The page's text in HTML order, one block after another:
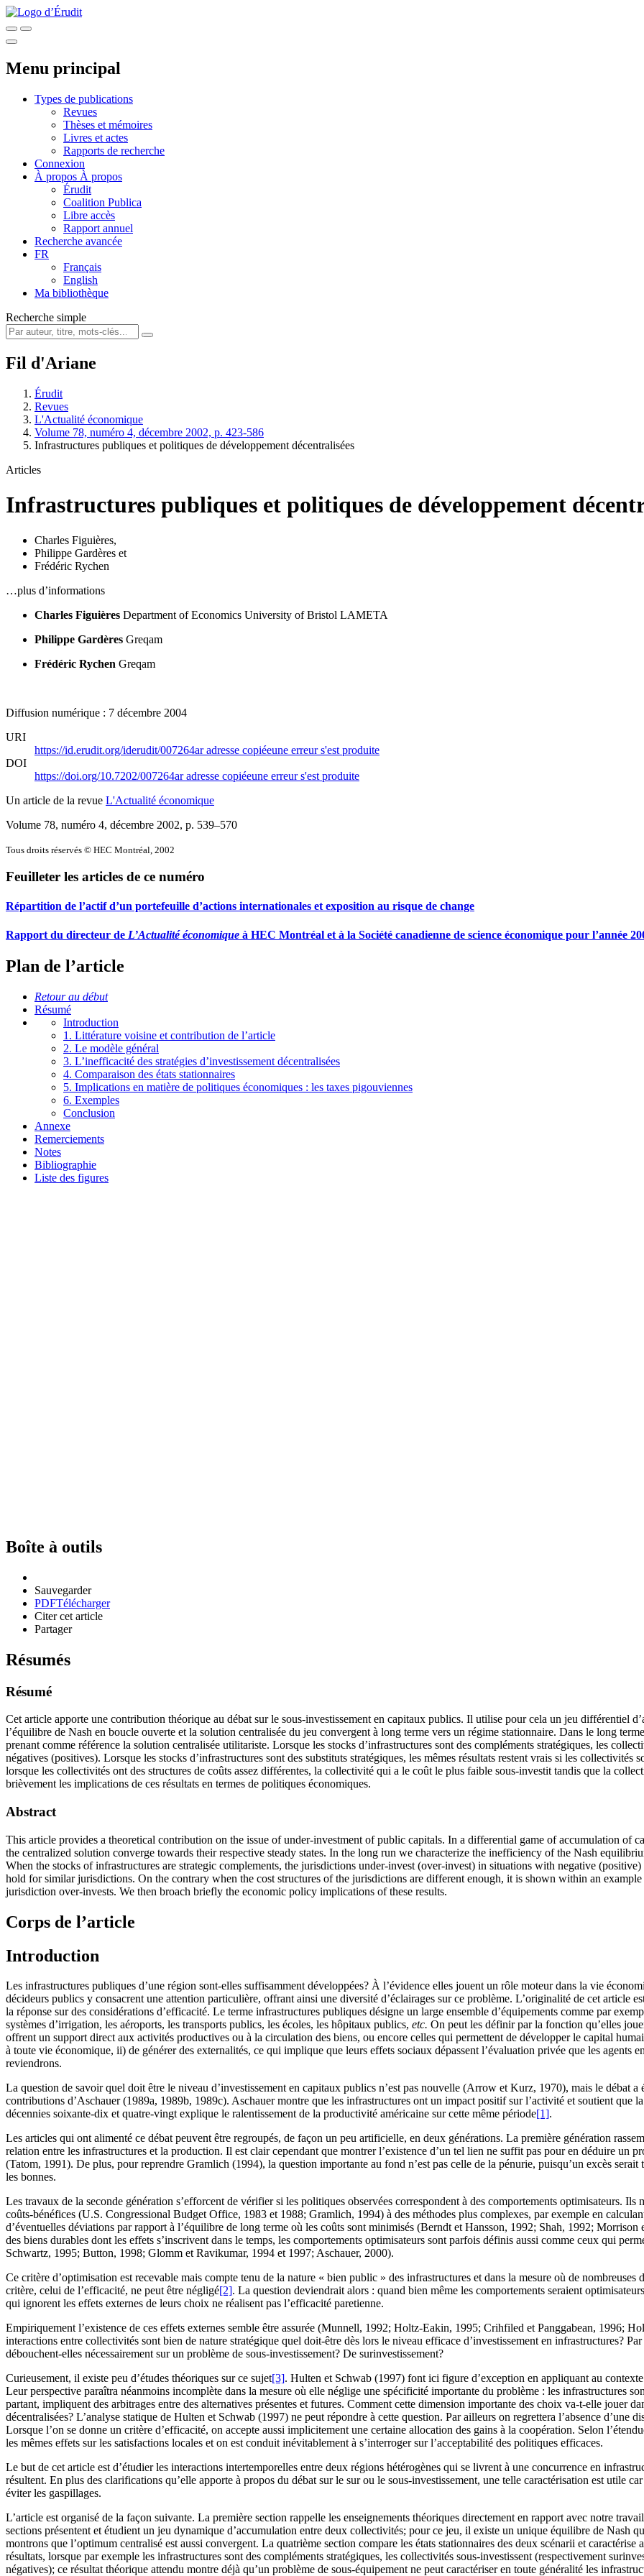
Menu principal
Types de publications
Revues
Thèses et mémoires
Livres et actes
Rapports de recherche
Connexion
À propos À propos
Érudit
Coalition Publica
Libre accès
Rapport annuel
Recherche avancée
FR
Français
English
Ma bibliothèque
Recherche simple
Fil d'Ariane
Érudit
Revues
L'Actualité économique
Volume 78, numéro 4, décembre 2002, p. 423-586
Infrastructures publiques et politiques de développement décentralisées
Articles
Infrastructures publiques et politiques de développement
Charles Figuières,
Philippe Gardères et
Frédéric Rychen
…plus d’informations
Charles Figuières Department of Economics University of Bristol LAMETA
Philippe Gardères Greqam
Frédéric Rychen Greqam
Diffusion numérique : 7 décembre 2004
URI
https://id.erudit.org/iderudit/007264aradresse copiéeune erreur s'est produite
DOI
https://doi.org/10.7202/007264aradresse copiéeune erreur s'est produite
Un article de la revue L'Actualité économique
Volume 78, numéro 4, décembre 2002, p. 539–570
Tous droits réservés © HEC Montréal, 2002
Feuilleter les articles de ce numéro
Répartition de l’actif d’un portefeuille d’actions internationales et exposition au risque de change
Rapport du directeur de L’Actualité économique à HEC Montréal et à la Société canadienne de science économique pour l’année
Plan de l’article
Retour au début
Résumé
Introduction
1. Littérature voisine et contribution de l’article
2. Le modèle général
3. L’inefficacité des stratégies d’investissement décentralisées
4. Comparaison des états stationnaires
5. Implications en matière de politiques économiques : les taxes pigouviennes
6. Exemples
Conclusion
Annexe
Remerciements
Notes
Bibliographie
Liste des figures
Boîte à outils
Sauvegarder
PDFTélécharger
Citer cet article
Partager
Résumés
Résumé
Cet article apporte une contribution théorique au débat sur le sous-investissement en capitaux publics. Il utilise pour cela un jeu différentiel
l’équilibre de Nash en boucle ouverte et la solution centralisée du jeu convergent à long terme vers un régime stationnaire. Dans le long
prenant comme référence la solution centralisée utilitariste. Lorsque les stocks d’infrastructures sont des compléments stratégiques, les
négatives (positives). Lorsque les stocks d’infrastructures sont des substituts stratégiques, les mêmes résultats restent vrais si les
lorsque les collectivités ont des structures de coûts assez différentes, la collectivité qui a le coût le plus faible sous-investit tandis que la
brièvement les implications de ces résultats en termes de politiques économiques.
Abstract
This article provides a theoretical contribution on the issue of under-investment of public capitals. In a differential game of accumulation of
the centralized solution converge towards their respective steady states. In the long run we characterize the inefficiency of the Nash
When the stocks of infrastructures are strategic complements, the jurisdictions under-invest (over-invest) in situations with negative
hold for similar jurisdictions. On the contrary when the cost structures of the jurisdictions are different enough, it is shown within an
jurisdiction over-invests. We then broach briefly the economic policy implications of these results.
Corps de l’article
Introduction
Les infrastructures publiques d’une région sont-elles suffisamment développées? À l’évidence elles jouent un rôle moteur dans la vie
décideurs publics y consacrent une attention particulière, offrant ainsi une diversité d’éclairages sur ce problème. L’originalité de cet article
la réponse sur des considérations d’efficacité. Le terme infra­structures publiques désigne un large ensemble d’équipements comme par
systèmes d’irrigation, les aéroports, les transports publics, les écoles, les hôpitaux publics, etc. On peut les définir par la fonction qu’elles
offrent un support direct aux activités productives ou à la circulation des biens, ou encore celles qui permettent de développer le capital
à toute vie économique, ii) de générer des externalités, ce qui implique que leurs effets sociaux dépassent l’évaluation privée que les agents
reviendrons.
La question de savoir quel doit être le niveau d’investissement en capitaux publics n’est pas nouvelle (Arrow et Kurz, 1970), mais le débat
contributions d’Aschauer (1989a, 1989b, 1989c). Aschauer montre que les infrastructures ont un impact positif sur l’activité et soutient que
décennies soixante-dix et quatre-vingt explique le ralentissement de la productivité américaine sur cette même période[1].
Les articles qui ont alimenté ce débat peuvent être regroupés, de façon un peu artificielle, en deux générations. La première génération
relation entre les infrastructures et la production. Il est clair cependant que montrer l’existence d’un tel lien ne suffit pas pour en déduire un
(Tatom, 1991). De plus, pour reprendre Gramlich (1994), la question importante au fond n’est pas celle de la pénurie, puisqu’un excès
les bonnes.
Les travaux de la seconde génération s’efforcent de vérifier si les politiques observées correspondent à des comportements optimisateurs.
coûts-bénéfices (U.S. Congressional Budget Office, 1983 et 1988; Gramlich, 1994) à des méthodes plus complexes, par exemple en
d’éventuelles déviations par rapport à l’équilibre de long terme où les coûts sont minimisés (Berndt et Hansson, 1992; Shah, 1992;
des biens durables dont les effets s’inscrivent dans le temps, les comportements optimisateurs sont parfois définis aussi comme ceux qui
Schwartz, 1995; Button, 1998; Glomm et Ravikumar, 1994 et 1997; Aschauer, 2000).
Ce critère d’optimisation est recevable mais compte tenu de la nature « bien public » des infrastructures et dans la mesure où de nombreuses
critère, celui de l’efficacité, ne peut être négligé[2]. La question deviendrait alors : quand bien même les comportements seraient
qui ignorent les effets externes de leurs choix ne réalisent pas l’efficacité paretienne.
Empiriquement l’existence de ces effets externes semble être assurée (Munnell, 1992; Holtz-Eakin, 1995; Crihfiled et Panggabean, 1996;
interactions entre collectivités sont bien de nature stratégique quel doit-être dès lors le niveau efficace d’investissement en infrastructures?
débouchent-elles nécessairement sur un problème de sous-investissement? De surinvestissement?
Curieusement, il existe peu d’études théoriques sur ce sujet[3]. Hulten et Schwab (1997) font ici figure d’exception en appliquant au
Leur perspective paraîtra néanmoins incomplète dans la mesure où elle néglige une spécificité importante du problème : les infrastructures
partant, impliquent des arbitrages entre des alternatives présentes et futures. Comment cette dimension importante des choix va-t-elle jouer
décentralisées? L’analyse statique de Hulten et Schwab (1997) ne peut répondre à cette question. Par ailleurs on regrettera l’absence d’une
Lorsque l’on se donne un critère d’efficacité, on accepte aussi implicitement une certaine allocation des gains à la coopération. Selon
les mêmes effets sur les satisfactions locales et on est conduit inévitablement à s’interroger sur l’acceptabilité des politiques efficaces.
Le but de cet article est d’étudier les interactions intertemporelles entre deux régions hétérogènes qui se livrent à une concurrence en
résultent. En plus des clarifications qu’elle apporte à propos du débat sur le sur ou le sous-investissement, une telle caractérisation est utile
éviter les gaspillages.
L’article est organisé de la façon suivante. La première section rappelle les enseignements théoriques directement en rapport avec notre
sections présentent et étudient un jeu dynamique d’accumulation entre deux collectivités; pour ce jeu, il existe un unique équilibre de Nash
montrons que l’optimum centralisé est aussi convergent. La quatrième sec­tion compare les états stationnaires des deux scénarii et
résultats, lorsque par exemple les infrastructures sont des compléments stratégiques, les collectivités sous-investissent (respectivement
négatives); ce résultat théorique attendu montre déjà qu’un problème de sous-équipement ne peut caractériser en toute généralité les